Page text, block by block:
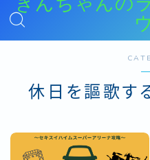
放射線技師を目指す学生
新人放射線技師はまずこ
休日を謳歌す